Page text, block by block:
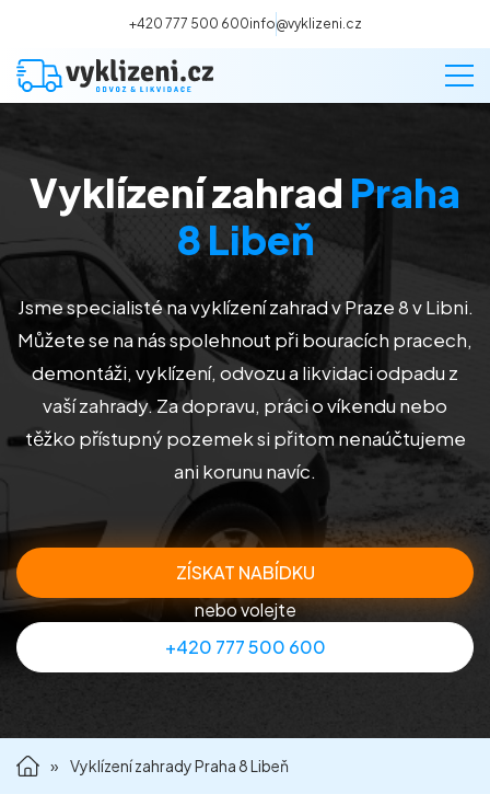
+420 777 500 600info@vyklizeni.cz
Vyklízení
Stěhování
Malování
Deratizace a dezinsekce
Úklid
Příprava nemovitostí na prodej
Vyklízení zahrad Praha
8 Libeň
Jsme specialisté na vyklízení zahrad v Praze 8 v Libni.
Můžete se na nás spolehnout při bouracích pracech,
demontáži, vyklízení, odvozu a likvidaci odpadu z
vaší zahrady. Za dopravu, práci o víkendu nebo
těžko přístupný pozemek si přitom nenaúčtujeme
ani korunu navíc.
ZÍSKAT NABÍDKU
nebo volejte
+420 777 500 600
» Vyklízení zahrady Praha 8 Libeň